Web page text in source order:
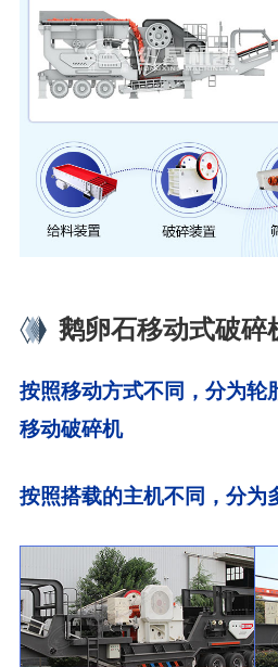
鹅卵石移动式破碎
按照移动方式不同，分为轮
移动破碎机
按照搭载的主机不同，分为